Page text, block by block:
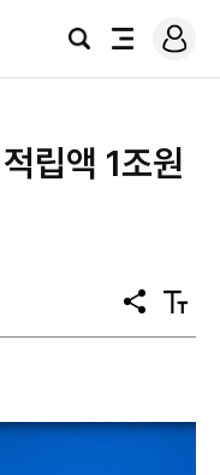
검
전
로
그
립액 1조원
공
유
텍
스